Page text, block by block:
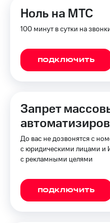
Ноль на МТС
100 минут в сутки на
ПОДКЛЮЧИТЬ
Запрет
До вас не дозвонятся с
с юридическими лицами и
с рекламными целями
ПОДКЛЮЧИТЬ